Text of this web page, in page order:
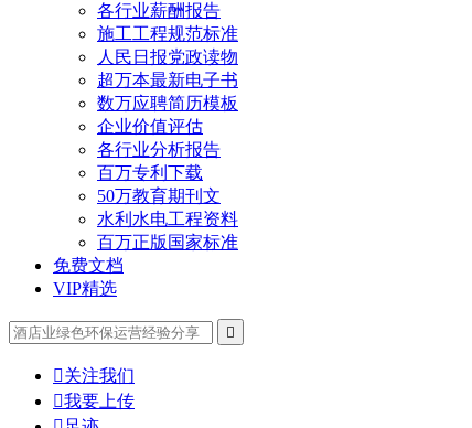
各行业薪酬报告
施工工程规范标准
人民日报党政读物
超万本最新电子书
数万应聘简历模板
企业价值评估
各行业分析报告
百万专利下载
50万教育期刊文
水利水电工程资料
百万正版国家标准
免费文档
VIP精选

关注我们
我要上传